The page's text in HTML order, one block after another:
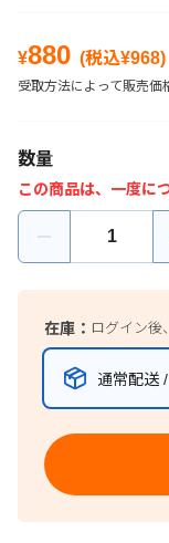
¥880 (税込¥968)
受取方法によって販売価
数量
この商品は、一度に
在庫： ログイン後
通常配送